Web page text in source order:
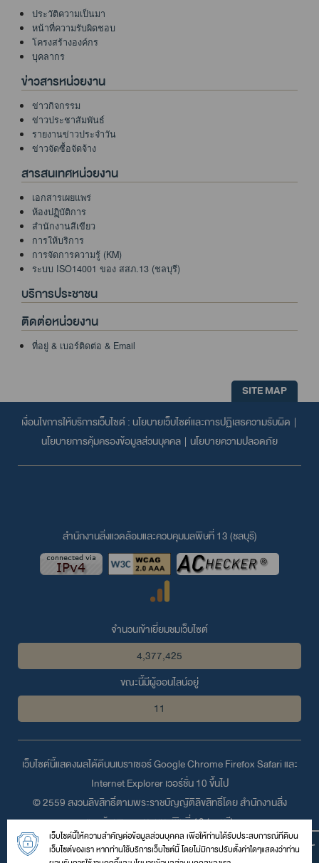
ประวัติความเป็นมา
หน้าที่ความรับผิดชอบ
โครงสร้างองค์กร
บุคลากร
ข่าวสารหน่วยงาน
ข่าวกิจกรรม
ข่าวประชาสัมพันธ์
รายงานข่าวประจำวัน
ข่าวจัดซื้อจัดจ้าง
สารสนเทศหน่วยงาน
เอกสารเผยแพร่
ห้องปฏฺิบัติการ
สำนักงานสีเขียว
การให้บริการ
การจัดการความรู้ (KM)
ระบบ ISO14001 ของ สสภ.13 (ชลบุรี)
บริการประชาชน
ติดต่อหน่วยงาน
ที่อยู่ & เบอร์ติดต่อ & Email
SITE MAP
เงื่อนไขการให้บริการเว็บไซต์ : นโยบายเว็บไซต์และการปฏิเสธความรับผิด |
นโยบายการคุ้มครองข้อมูลส่วนบุคคล | นโยบายความปลอดภัย
สำนักงานสิ่งแวดล้อมและควบคุมมลพิษที่ 13 (ชลบุรี)
จำนวนเข้าเยี่ยมชมเว็บไซต์
4,377,425
ขณะนี้มีผู้ออนไลน์อยู่
11
เว็บไซต์นี้แสดงผลได้ดีบนเบราเซอร์Google ChromeFirefoxSafariและ
Internet Explorerเวอร์ชั่น 10 ขึ้นไป
© 2559 สงวนลิขสิทธิ์ตามพระราชบัญญัติลิขสิทธิ์โดย สำนักงานสิ่ง
แวดล้อมและควบคุมมลพิษที่ 13 (ชลบุรี)
เลขที่ 31/2 หมู่ 4 ถนนพระยาสัจจา ตำบลบ้านสวน อำเภอเมือง จังหวัด
เว็บไซต์นี้ให้ความสำคัญต่อข้อมูลส่วนบุคคล เพื่อให้ท่านได้รับประสบการณ์ที่ดีบน
เว็บไซต์ของเรา หากท่านใช้บริการเว็บไซต์นี้ โดยไม่มีการปรับตั้งค่าใดๆแสดงว่าท่าน